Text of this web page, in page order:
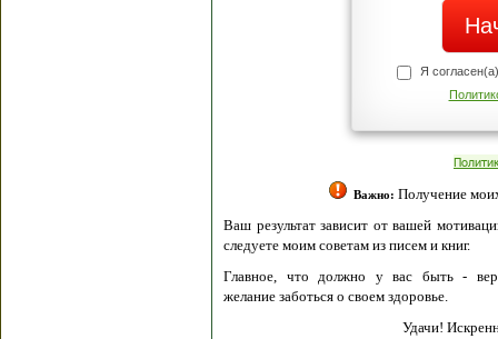
Я
Важно: Получение
Ваш результат зависит от вашей
следуете моим советам из писем и книг.
Главное, что должно у вас быть -
желание заботься о своем здоровье.
Удачи!